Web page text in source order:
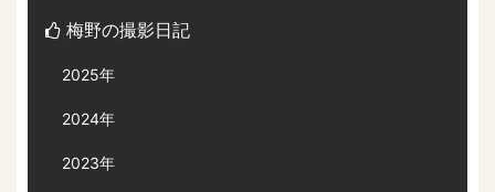
梅野の撮影日記
2025年
2024年
2023年